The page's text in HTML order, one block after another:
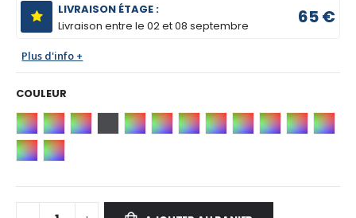
LIVRAISON ÉTAGE :
Livraison entre le02 et 08 septembre 65 €
Plus d'info +
COULEUR